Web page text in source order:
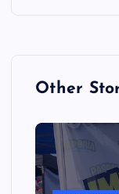
Other